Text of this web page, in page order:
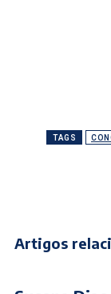
TAGS
Artigos